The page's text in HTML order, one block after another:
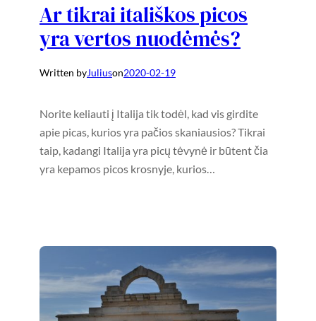
Ar tikrai itališkos picos
yra vertos nuodėmės?
Written byJuliuson2020-02-19
Norite keliauti į Italija tik todėl, kad vis girdite
apie picas, kurios yra pačios skaniausios? Tikrai
taip, kadangi Italija yra picų tėvynė ir būtent čia
yra kepamos picos krosnyje, kurios…